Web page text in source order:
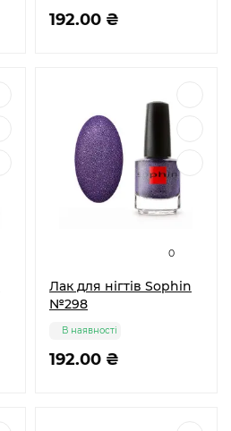
192.00 ₴
0
Лак для нігтів Sophin
№298
192.00 ₴
В наявності